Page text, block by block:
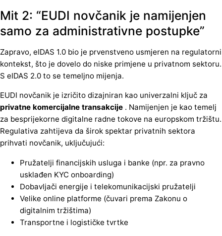
Mit 2: “EUDI novčanik je namijenjen
samo za administrativne postupke”
Zapravo, eIDAS 1.0 bio je prvenstveno usmjeren na regulatorni
kontekst, što je dovelo do niske primjene u privatnom sektoru.
S eIDAS 2.0 to se temeljno mijenja.
EUDI novčanik je izričito dizajniran kao univerzalni ključ za
privatne komercijalne transakcije . Namijenjen je kao temelj
za besprijekorne digitalne radne tokove na europskom tržištu.
Regulativa zahtijeva da širok spektar privatnih sektora
prihvati novčanik, uključujući:
Pružatelji financijskih usluga i banke (npr. za pravno
usklađen KYC onboarding)
Dobavljači energije i telekomunikacijski pružatelji
Velike online platforme (čuvari prema Zakonu o
digitalnim tržištima)
Transportne i logističke tvrtke